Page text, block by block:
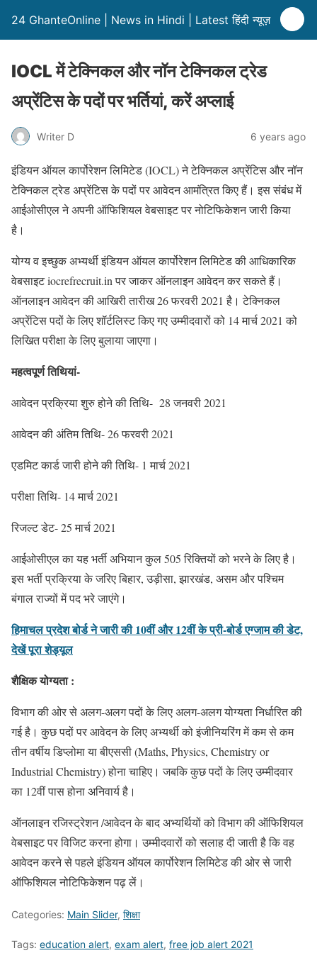
24 GhanteOnline | News in Hindi | Latest हिंदी न्यूज़
IOCL में टेक्निकल और नॉन टेक्निकल ट्रेड
अप्रेंटिस के पदों पर भर्तियां, करें अप्लाई
Writer D 6 years ago
इंडियन ऑयल कार्पोरेशन लिमिटेड (IOCL) ने टेक्निकल अप्रेंटिस और नॉन
टेक्निकल ट्रेड अप्रेंटिस के पदों पर आवेदन आमंत्रित किए हैं। इस संबंध में
आईओसीएल ने अपनी ऑफिशियल वेबसाइट पर नोटिफिकेशन जारी किया
है।
योग्य व इच्छुक अभ्यर्थी इंडियन ऑयल कार्पोरेशन लिमिटेड की आधिकारिक
वेबसाइट iocrefrecruit.in पर जाकर ऑनलाइन आवेदन कर सकते हैं।
ऑनलाइन आवेदन की आखिरी तारीख 26 फरवरी 2021 है। टेक्निकल
अप्रेंटिस पदों के लिए शॉर्टलिस्ट किए गए उम्मीदवारों को 14 मार्च 2021 को
लिखित परीक्षा के लिए बुलाया जाएगा।
महत्वपूर्ण तिथियां-
आवेदन प्रक्रिया शुरु होने की तिथि- 28 जनवरी 2021
आवेदन की अंतिम तिथि- 26 फरवरी 2021
एडमिट कार्ड जारी होने की तिथि- 1 मार्च 2021
परीक्षा तिथि- 14 मार्च 2021
रिजल्ट डेट- 25 मार्च 2021
आईओसीएल का यह भर्ती अभियान कुल 505 रिक्तियों को भरने के लिए है।
इस भर्ती प्रक्रिया के जरिए बिहार, उड़ीसा, झारखंड, असम और पश्चिम
बंगाल राज्यों में पद भरे जाएंगे।
हिमाचल प्रदेश बोर्ड ने जारी की 10वीं और 12वीं के प्री-बोर्ड एग्जाम की डेट,
देखें पूरा शेड्यूल
शैक्षिक योग्यता :
विभाग की ओर से अलग-अलग पदों के लिए अलग-अलग योग्यता निर्धारित की
गई है। कुछ पदों पर आवेदन के लिए अभ्यर्थी को इंजीनियरिंग में कम से कम
तीन वर्षीय डिप्लोमा या बीएससी (Maths, Physics, Chemistry or
Industrial Chemistry) होना चाहिए। जबकि कुछ पदों के लिए उम्मीदवार
का 12वीं पास होना अनिवार्य है।
ऑनलाइन रजिस्ट्रेशन /आवेदन के बाद अभ्यर्थियों को विभाग की ऑफिशियल
वेबसाइट पर विजिट करना होगा। उम्मीदवारों को सलाह दी जाती है कि वह
आवेदन करने से पहले इंडियन ऑयल कार्पोरेशन लिमिटेड की ओर से जारी
ऑफिशियल नोटिफिकेशन पढ़ लें।
Categories: Main Slider, शिक्षा
Tags: education alert, exam alert, free job alert 2021